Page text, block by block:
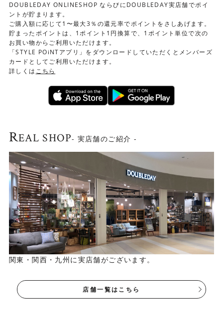
天板には美しい木目が楽しめるオーク無垢材を使用してい
ます。節の雰囲気や木目など、ひとつとして同じものはな
く、 唯一無二の美しさを楽しめます。
また、オーク色でもなく、ウォールナット色でもない、絶
妙な色に仕上げています。ナチュラルになりすぎず、 程よ
く落ち着いた明るい色合いは、幅広いインテリアとコーデ
ィネートを楽しめます。
DOUBLEDAY ONLINESHOP ならびにDOUBLEDAY実店舗でポイ
ントが貯まります。
ご購入額に応じて1〜最大3％の還元率でポイントをさしあげます。
貯まったポイントは、1ポイント1円換算で、1ポイント単位で次の
お買い物からご利用いただけます。
「STYLE POiNTアプリ」をダウンロードしていただくとメンバーズ
カードとしてご利用いただけます。
詳しくは こちら
REAL SHOP- 実店舗のご紹介 -
関東・関西・九州に実店舗がございます。
店舗一覧はこちら